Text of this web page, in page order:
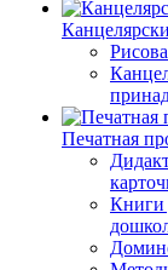
Печатная
Книги